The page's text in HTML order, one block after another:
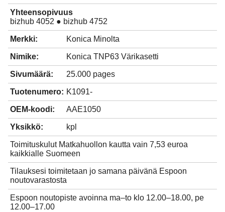
Yhteensopivuus
bizhub 4052 ● bizhub 4752
Merkki: Konica Minolta
Nimike: Konica TNP63 Värikasetti
Sivumäärä: 25.000 pages
Tuotenumero: K1091-
OEM-koodi: AAE1050
Yksikkö: kpl
Toimituskulut Matkahuollon kautta vain 7,53 euroa
kaikkialle Suomeen
Tilauksesi toimitetaan jo samana päivänä Espoon
noutovarastosta
Espoon noutopiste avoinna ma–to klo 12.00–18.00, pe
12.00–17.00